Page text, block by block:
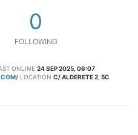
0
FOLLOWING
ONLINE 24 SEP 2025, 06:07
LOCATION C/ ALDERETE 2, 5C